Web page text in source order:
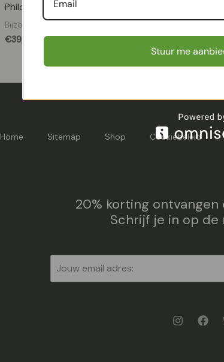
Philodendron Verrucosum – P12
Bijzondere planten
€39,99 €
Home Sitemap Shop Cookiebeleid
20% korting ontvangen
Schrijf je in op de
Stuur me